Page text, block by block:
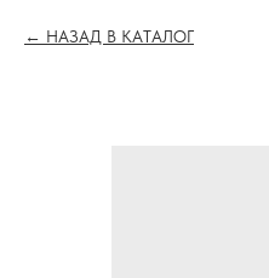
НАЗАД В КАТАЛОГ